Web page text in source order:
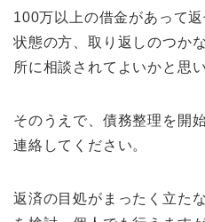
100万以上の借金があって
状態の方、取り返しのつか
所に相談されてよいかと思い
そのうえで、債務整理を開
連絡してください。
返済の目処がまったく立た